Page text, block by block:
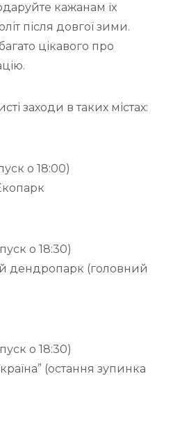
кажанам їх
після довгої зими.
цікавого про
заходи в таких містах:
о 18:00)
о 18:30)
дендропарк (головний
о 18:30)
(остання зупинка